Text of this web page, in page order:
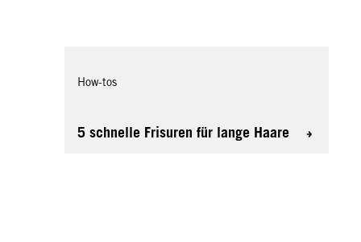
How-tos
5 schnelle Frisuren für lange Haare